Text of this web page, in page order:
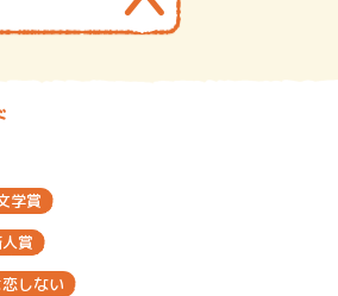
学賞
賞
しない